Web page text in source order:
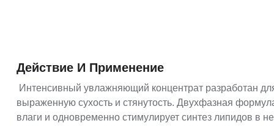
Действие И Применение
Интенсивный увлажняющий концентрат разработан
выраженную сухость и стянутость. Двухфазная
влаги и одновременно стимулирует синтез липидов в